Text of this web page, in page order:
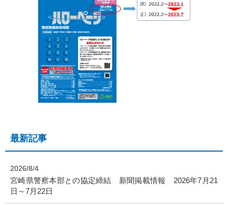
最新記事
2026/8/4
宮崎県警察本部との協定締結 新聞掲載情報 2026年7月21
日～7月22日